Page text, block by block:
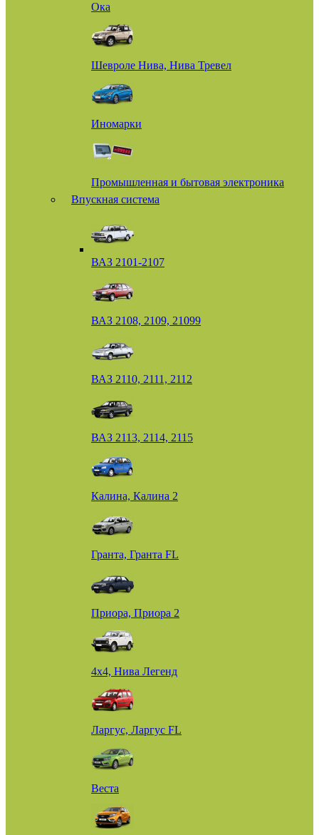
Ока
Шевроле Нива, Нива Тревел
Иномарки
Промышленная и бытовая электроника
Впускная система
ВАЗ 2101-2107
ВАЗ 2108, 2109, 21099
ВАЗ 2110, 2111, 2112
ВАЗ 2113, 2114, 2115
Калина, Калина 2
Гранта, Гранта FL
Приора, Приора 2
4х4, Нива Легенд
Ларгус, Ларгус FL
Веста